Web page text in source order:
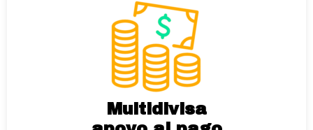
Multidivisa